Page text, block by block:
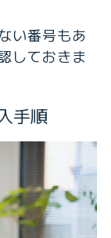
い番号もあ
しておきま
手順